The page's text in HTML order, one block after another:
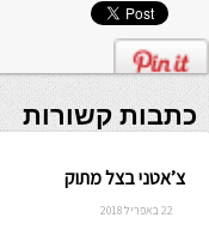
כתבות קשורות
צ’אטני בצל מתוק
22 באפריל 2018